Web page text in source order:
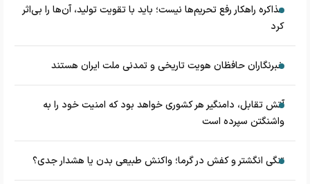
مذاکره راهکار رفع تحریم‌ها نیست؛ باید با تقویت تولید، آن‌ها را بی‌اثر
کرد
خبرنگاران حافظان هویت تاریخی و تمدنی ملت ایران هستند
آتش تقابل، دامنگیر هر کشوری خواهد بود که امنیت خود را به
واشنگتن سپرده است
تنگی انگشتر و کفش در گرما؛ واکنش طبیعی بدن یا هشدار جدی؟